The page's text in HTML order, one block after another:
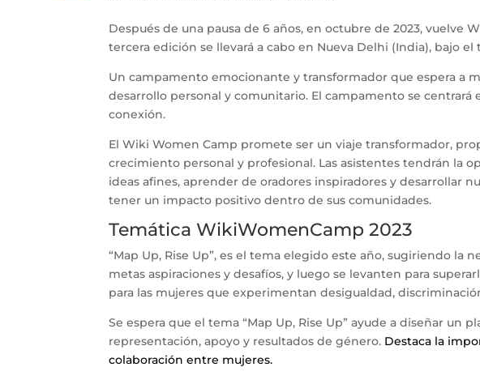
Después de una pausa de 6 años, en octubre de 2023, vuelve
tercera edición se llevará a cabo en Nueva Delhi (India), bajo el
Un campamento emocionante y transformador que espera a
desarrollo personal y comunitario. El campamento se
conexión.
El Wiki Women Camp promete ser un viaje transformador,
crecimiento personal y profesional. Las asistentes tendrán la
ideas afines, aprender de oradores inspiradores y desarrollar
tener un impacto positivo dentro de sus comunidades.
Temática WikiWomenCamp 2023
“Map Up, Rise Up”, es el tema elegido este año, sugiriendo la
metas aspiraciones y desafíos, y luego se levanten para
para las mujeres que experimentan desigualdad,
Se espera que el tema “Map Up, Rise Up” ayude a diseñar un
representación, apoyo y resultados de género. Destaca la
colaboración entre mujeres.